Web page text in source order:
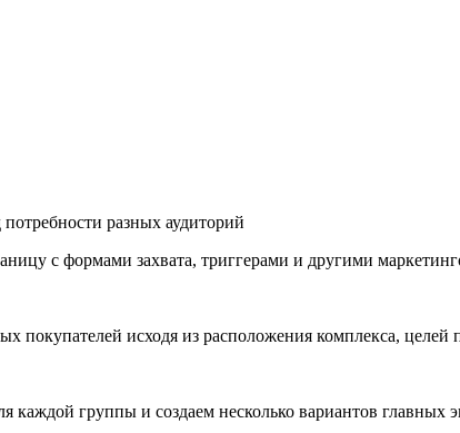
разных аудиторий
с формами захвата, триггерами и другими
покупателей исходя из расположения комплекса,
каждой группы и создаем несколько вариантов главных